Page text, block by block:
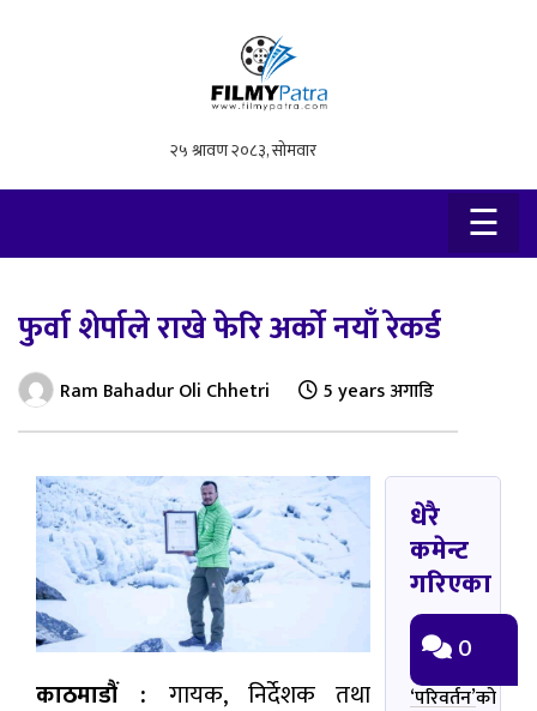
☰
फुर्वा शेर्पाले राखे फेरि अर्को नयाँ रेकर्ड
Ram Bahadur Oli Chhetri 5 years अगाडि
काठमाडौं : गायक, निर्देशक तथा
धेरै
कमेन्ट
गरिएका
0
‘परिवर्तन’को